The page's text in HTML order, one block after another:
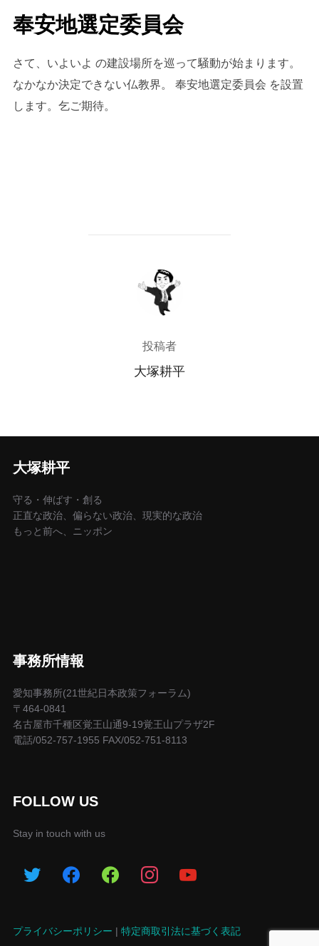
奉安地選定委員会
さて、いよいよ の建設場所を巡って騒動が始まります。
なかなか決定できない仏教界。 奉安地選定委員会 を設置
します。乞ご期待。
投稿者
投稿者
大塚耕平
大塚耕平
守る・伸ばす・創る
正直な政治、偏らない政治、現実的な政治
もっと前へ、ニッポン
事務所情報
愛知事務所(21世紀日本政策フォーラム)
〒464-0841
名古屋市千種区覚王山通9-19覚王山プラザ2F
電話/052-757-1955 FAX/052-751-8113
FOLLOW US
Stay in touch with us
プライバシーポリシー | 特定商取引法に基づく表記